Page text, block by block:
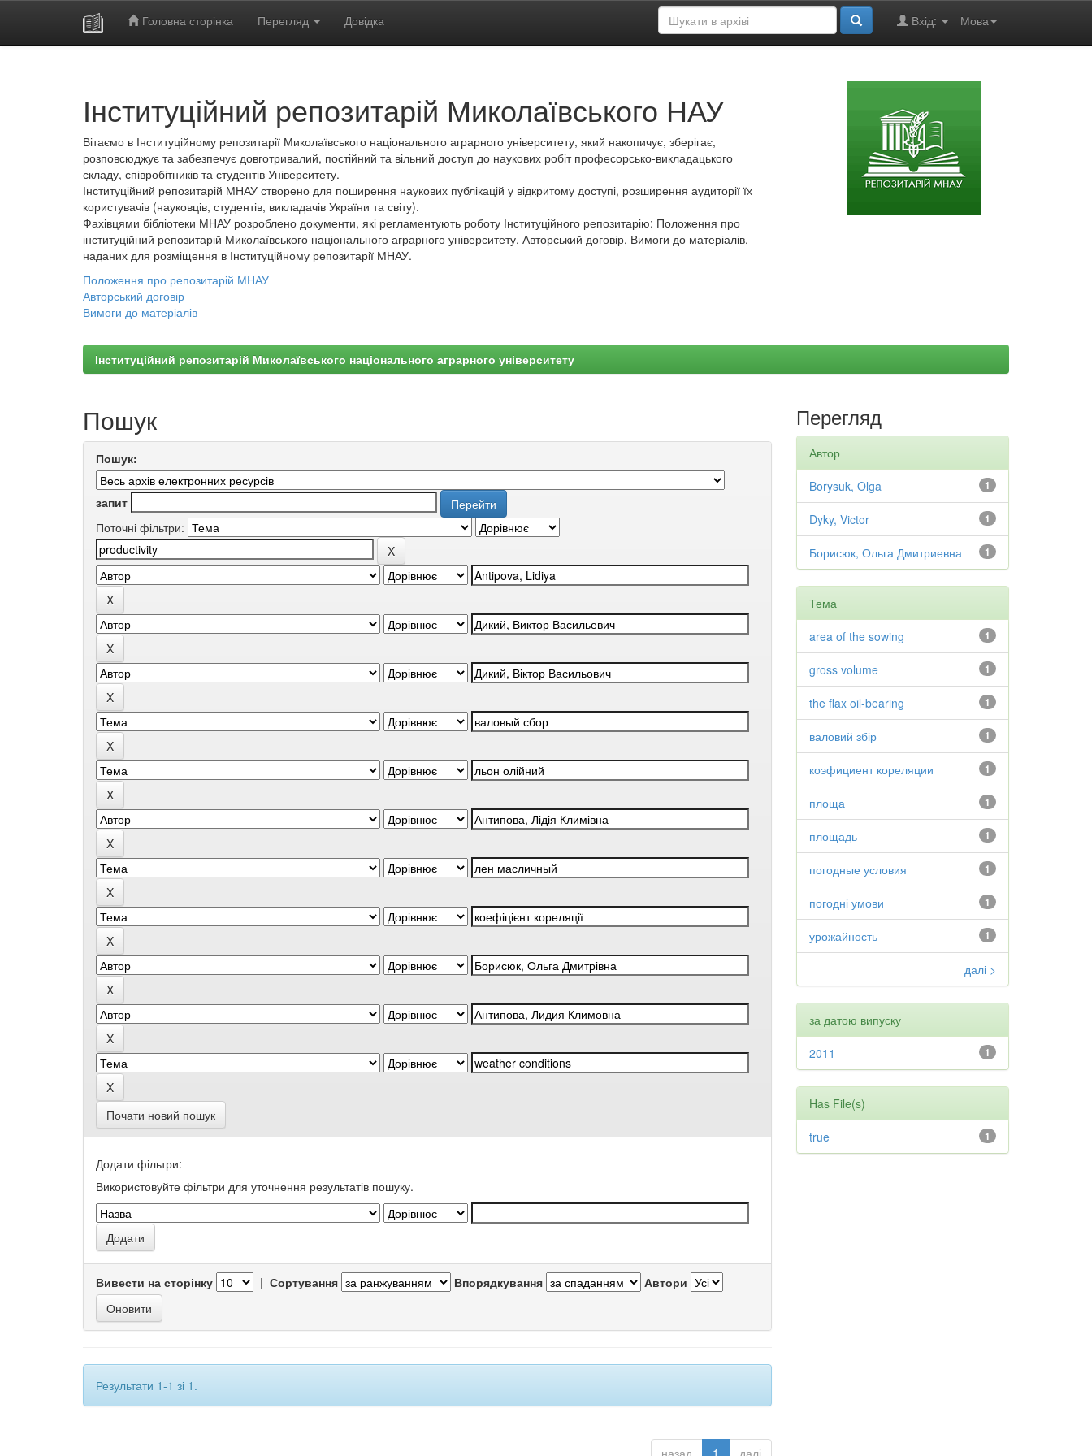
Головна сторінка Перегляд Довідка Мова
Вхід:
Інституційний репозитарій Миколаївського НАУ
Вітаємо в Інституційному репозитарії Миколаївського національного аграрного університету, який накопичує, зберігає,
розповсюджує та забезпечує довготривалий, постійний та вільний доступ до наукових робіт професорсько-викладацького
складу, співробітників та студентів Університету.
Інституційний репозитарій МНАУ створено для поширення наукових публікацій у відкритому доступі, розширення аудиторії їх
користувачів (науковців, студентів, викладачів України та світу).
Фахівцями бібліотеки МНАУ розроблено документи, які регламентують роботу Інституційного репозитарію: Положення про
інституційний репозитарій Миколаївського національного аграрного університету, Авторський договір, Вимоги до матеріалів,
наданих для розміщення в Інституційному репозитарії МНАУ.
Положення про репозитарій МНАУ
Авторський договір
Вимоги до матеріалів
Інституційний репозитарій Миколаївського національного аграрного університету
Пошук
Пошук:
запит
Поточні фільтри:
Почати новий пошук
Додати фільтри:
Використовуйте фільтри для уточнення результатів пошуку.
Вивести на сторінку | Сортування Впорядкування Автори
Результати 1-1 зі 1.
назад 1 далі
Перегляд
Автор
1
Borysuk, Olga
1
Dyky, Victor
1
Борисюк, Ольга Дмитриевна
Тема
1
area of the sowing
1
gross volume
1
the flax oil-bearing
1
валовий збір
1
коэфициент кореляции
1
площа
1
площадь
1
погодные условия
1
погодні умови
1
урожайность
далі >
за датою випуску
1
2011
Has File(s)
1
true